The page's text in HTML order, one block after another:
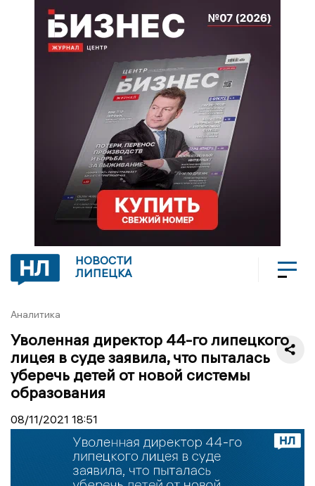
НОВОСТИ
ЛИПЕЦКА
Аналитика
Уволенная директор 44-го липецкого
лицея в суде заявила, что пыталась
уберечь детей от новой системы
образования
08/11/2021 18:51